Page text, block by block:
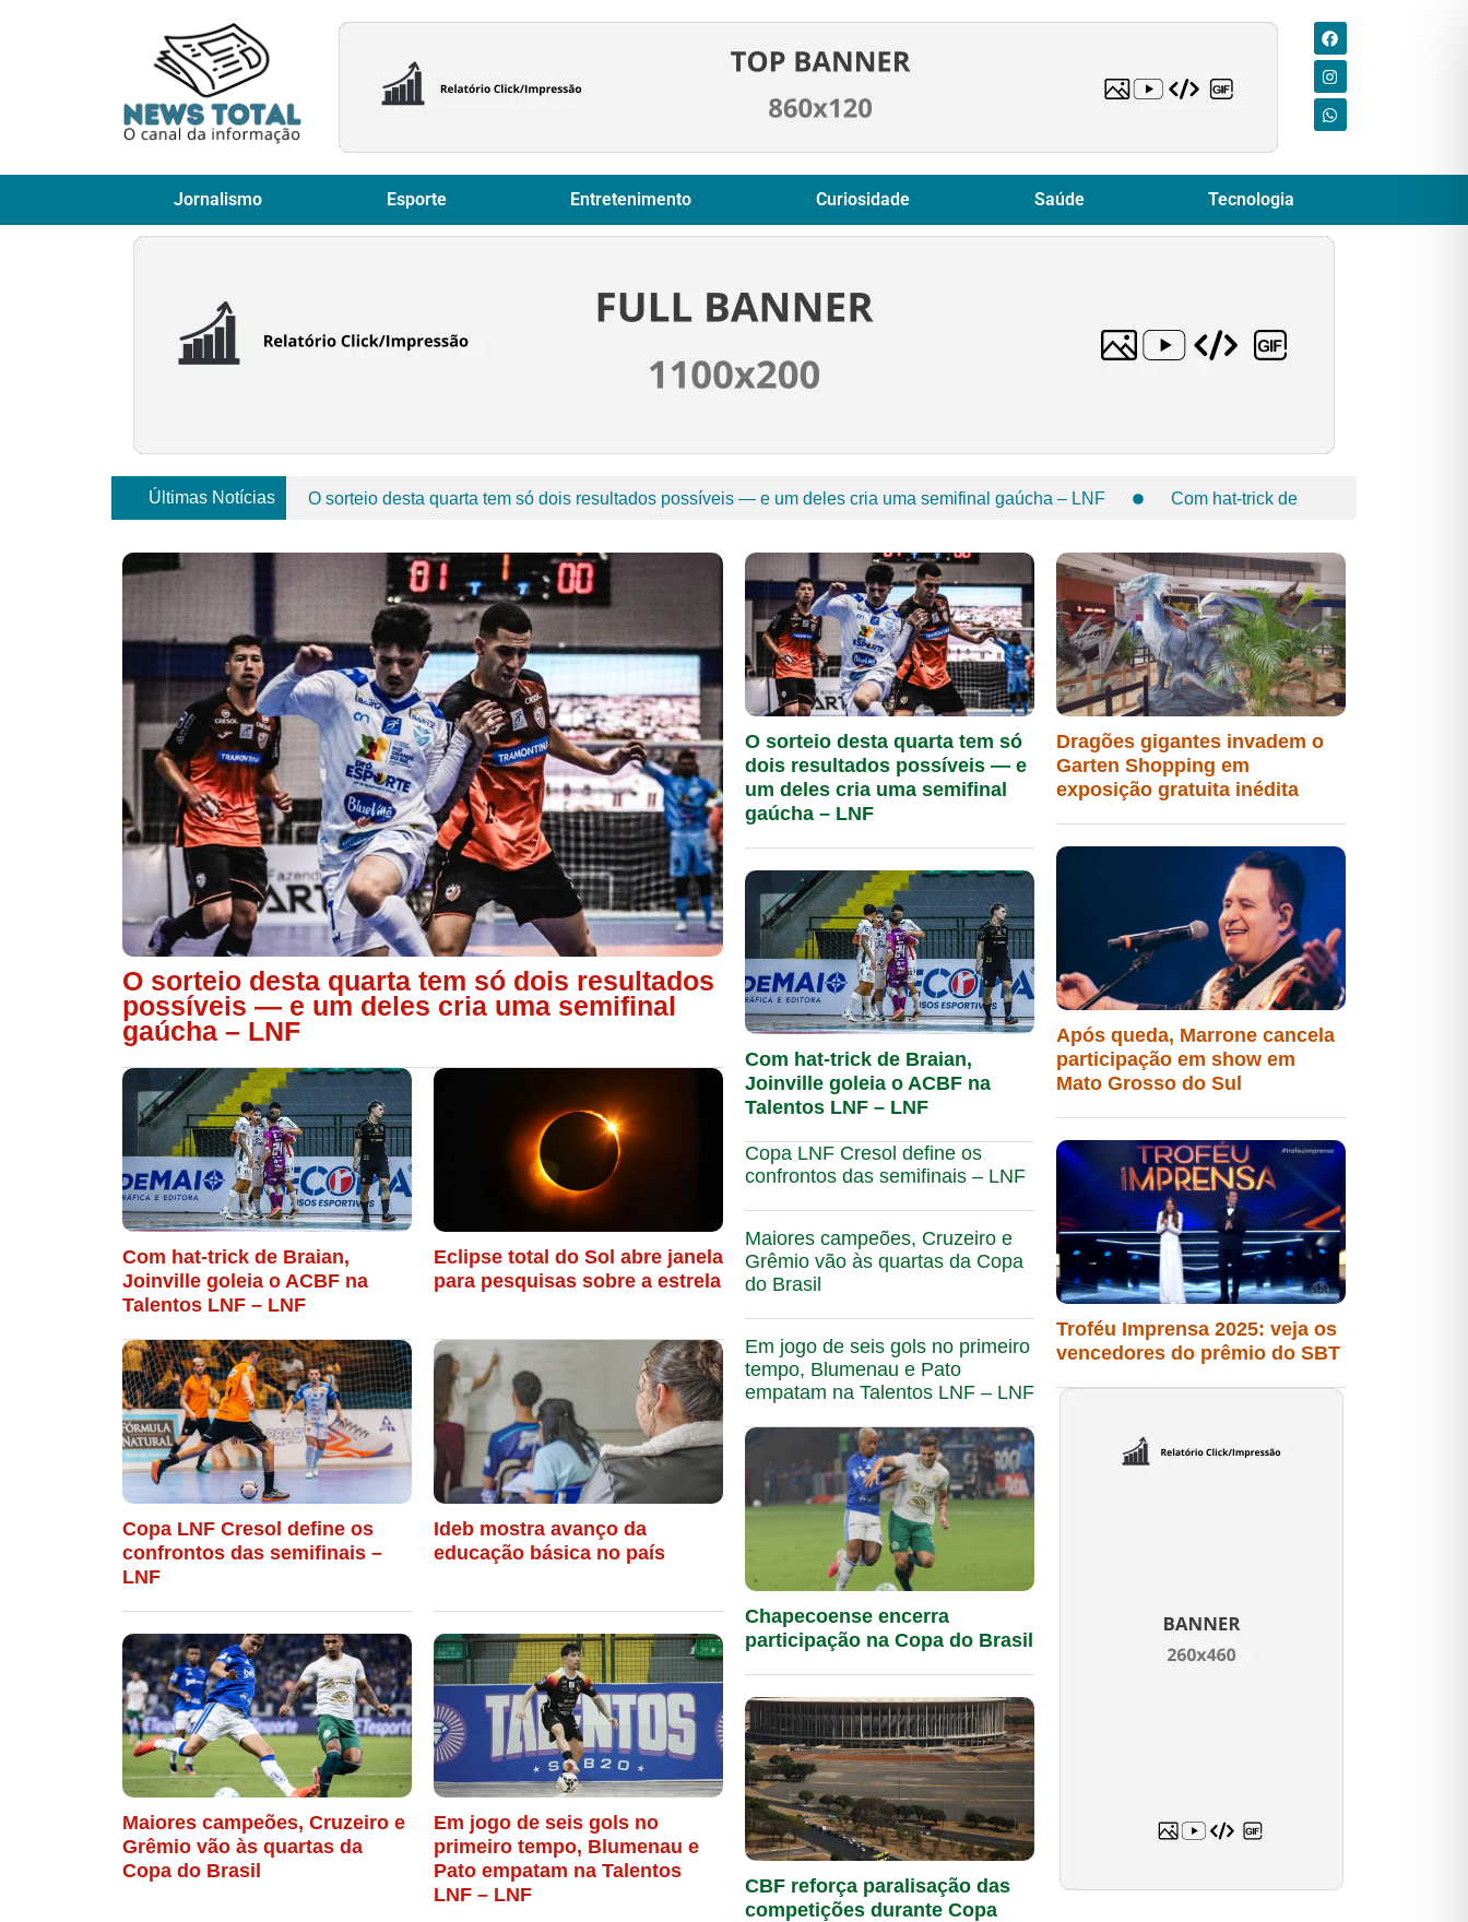
Jornalismo Esporte Entretenimento Curiosidade Saúde Tecnologia
Últimas Notícias O sorteio desta quarta tem só dois resultados possíveis — e um deles cria uma semifinal gaúcha – LNF Com hat-trick de
Copa LNF Cresol define os confrontos das semifinais – LNF Ideb mostra avanço da educação básica no país Maiores
campeões, Cruzeiro e Grêmio vão às quartas da Copa do Brasil
O sorteio desta quarta tem só dois resultados
possíveis — e um deles cria uma semifinal
gaúcha – LNF
Com hat-trick de Braian,
Joinville goleia o ACBF na
Talentos LNF – LNF
Eclipse total do Sol abre janela
para pesquisas sobre a estrela
Copa LNF Cresol define os
confrontos das semifinais –
LNF
Ideb mostra avanço da
educação básica no país
Maiores campeões, Cruzeiro e
Grêmio vão às quartas da
Copa do Brasil
Em jogo de seis gols no
primeiro tempo, Blumenau e
Pato empatam na Talentos
LNF – LNF
O sorteio desta quarta tem só
dois resultados possíveis — e
um deles cria uma semifinal
gaúcha – LNF
Com hat-trick de Braian,
Joinville goleia o ACBF na
Talentos LNF – LNF
Copa LNF Cresol define os
confrontos das semifinais – LNF
Maiores campeões, Cruzeiro e
Grêmio vão às quartas da Copa
do Brasil
Em jogo de seis gols no primeiro
tempo, Blumenau e Pato
empatam na Talentos LNF – LNF
Chapecoense encerra
participação na Copa do Brasil
CBF reforça paralisação das
competições durante Copa
Dragões gigantes invadem o
Garten Shopping em
exposição gratuita inédita
Após queda, Marrone cancela
participação em show em
Mato Grosso do Sul
Troféu Imprensa 2025: veja os
vencedores do prêmio do SBT